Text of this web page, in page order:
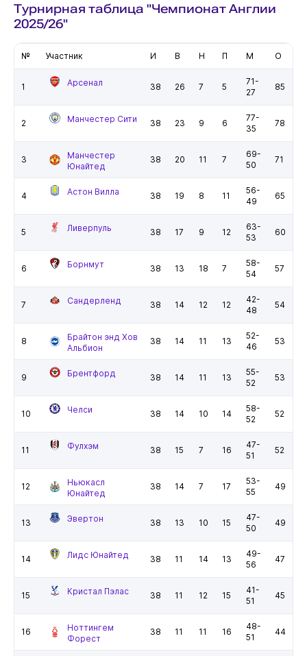
Турнирная таблица "Чемпионат Англии
2025/26"
№ Участник И В Н П М О
1 Арсенал 38 26 7 5
71-
27
85
2 Манчестер Сити 38 23 9 6
77-
35
78
3
Манчестер
Юнайтед
38 20 11 7
69-
50
71
4 Астон Вилла 38 19 8 11
56-
49
65
5 Ливерпуль 38 17 9 12
63-
53
60
6 Борнмут 38 13 18 7
58-
54
57
7 Сандерленд 38 14 12 12
42-
48
54
8
Брайтон энд Хов
Альбион
38 14 11 13
52-
46
53
9 Брентфорд 38 14 11 13
55-
52
53
10 Челси 38 14 10 14
58-
52
52
11 Фулхэм 38 15 7 16
47-
51
52
12
Ньюкасл
Юнайтед
38 14 7 17
53-
55
49
13 Эвертон 38 13 10 15
47-
50
49
14 Лидс Юнайтед 38 11 14 13
49-
56
47
15 Кристал Пэлас 38 11 12 15
41-
51
45
16
Ноттингем
Форест
38 11 11 16
48-
51
44